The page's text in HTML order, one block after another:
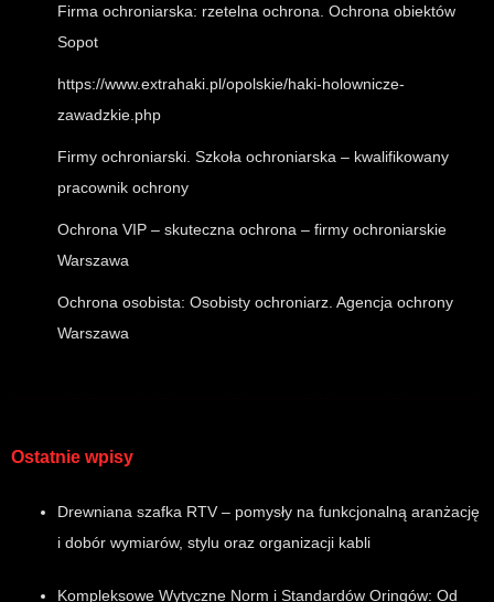
Firma ochroniarska: rzetelna ochrona. Ochrona obiektów
Sopot
https://www.extrahaki.pl/opolskie/haki-holownicze-
zawadzkie.php
Firmy ochroniarski. Szkoła ochroniarska – kwalifikowany
pracownik ochrony
Ochrona VIP – skuteczna ochrona – firmy ochroniarskie
Warszawa
Ochrona osobista: Osobisty ochroniarz. Agencja ochrony
Warszawa
Ostatnie wpisy
Drewniana szafka RTV – pomysły na funkcjonalną aranżację
i dobór wymiarów, stylu oraz organizacji kabli
Kompleksowe Wytyczne Norm i Standardów Oringów: Od